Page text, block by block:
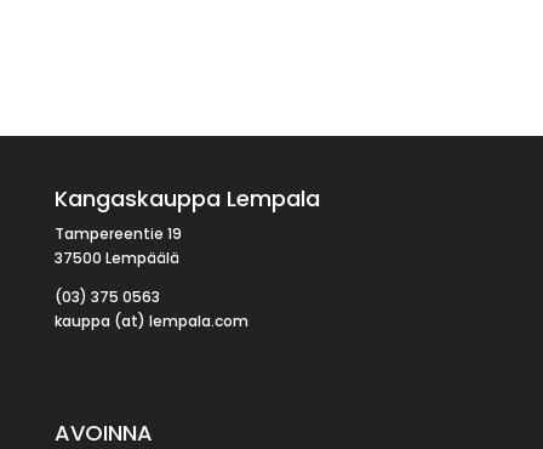
Kangaskauppa Lempala
Tampereentie 19
37500 Lempäälä
(03) 375 0563
kauppa (at) lempala.com
AVOINNA